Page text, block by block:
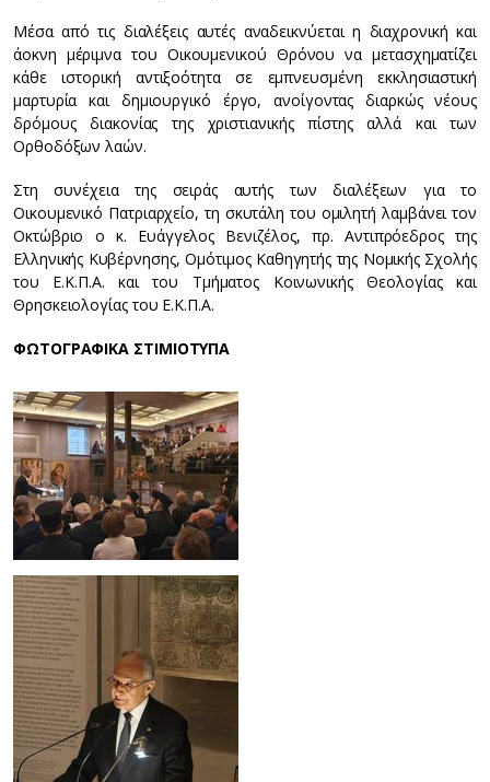
Μέσα από τις διαλέξεις αυτές αναδεικνύεται η διαχρονική και
άοκνη μέριμνα του Οικουμενικού Θρόνου να μετασχηματίζει
κάθε ιστορική αντιξοότητα σε εμπνευσμένη εκκλησιαστική
μαρτυρία και δημιουργικό έργο, ανοίγοντας διαρκώς νέους
δρόμους διακονίας της χριστιανικής πίστης αλλά και των
Ορθοδόξων λαών.
Στη συνέχεια της σειράς αυτής των διαλέξεων για το
Οικουμενικό Πατριαρχείο, τη σκυτάλη του ομιλητή λαμβάνει τον
Οκτώβριο ο κ. Ευάγγελος Βενιζέλος, πρ. Αντιπρόεδρος της
Ελληνικής Κυβέρνησης, Ομότιμος Καθηγητής της Νομικής Σχολής
του Ε.Κ.Π.Α. και του Τμήματος Κοινωνικής Θεολογίας και
Θρησκειολογίας του Ε.Κ.Π.Α.
ΦΩΤΟΓΡΑΦΙΚΑ ΣΤΙΜΙΟΤΥΠΑ